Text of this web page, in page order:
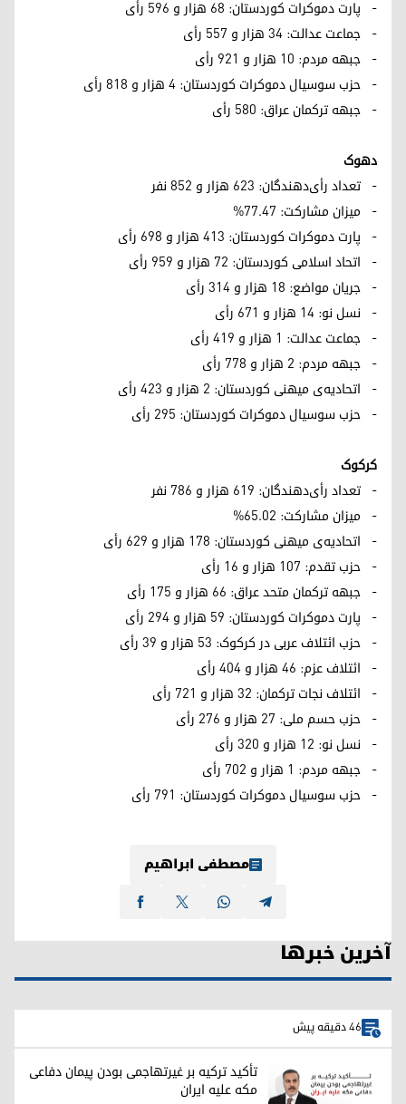
- پارت دموکرات کوردستان: ۶۸ هزار و ۵۹۶ رأی
- جماعت عدالت: ۳۴ هزار و ۵۵۷ رأی
- جبهه مردم: ۱۰ هزار و ۹۲۱ رأی
- حزب سوسیال دموکرات کوردستان: ۴ هزار و ۸۱۸ رأی
- جبهه ترکمان عراق: ۵۸۰ رأی
دهوک
- تعداد رأی‌دهندگان: ۶۲۳ هزار و ۸۵۲ نفر
- میزان مشارکت: ۷۷.۴۷%
- پارت دموکرات کوردستان: ۴۱۳ هزار و ۶۹۸ رأی
- اتحاد اسلامی کوردستان: ۷۲ هزار و ۹۵۹ رأی
- جریان مواضع: ۱۸ هزار و ۳۱۴ رأی
- نسل نو: ۱۴ هزار و ۶۷۱ رأی
- جماعت عدالت: ۱ هزار و ۴۱۹ رأی
- جبهه مردم: ۲ هزار و ۷۷۸ رأی
- اتحادیه‌ی میهنی کوردستان: ۲ هزار و ۴۲۳ رأی
- حزب سوسیال دموکرات کوردستان: ۲۹۵ رأی
کرکوک
- تعداد رأی‌دهندگان: ۶۱۹ هزار و ۷۸۶ نفر
- میزان مشارکت: ۶۵.۰۲%
- اتحادیه‌ی میهنی کوردستان: ۱۷۸ هزار و ۶۲۹ رأی
- حزب تقدم: ۱۰۷ هزار و ۱۶ رأی
- جبهه ترکمان متحد عراق: ۶۶ هزار و ۱۷۵ رأی
- پارت دموکرات کوردستان: ۵۹ هزار و ۲۹۴ رأی
- حزب ائتلاف عربی در کرکوک: ۵۳ هزار و ۳۹ رأی
- ائتلاف عزم: ۴۶ هزار و ۴۰۴ رأی
- ائتلاف نجات ترکمان: ۳۲ هزار و ۷۲۱ رأی
- حزب حسم ملی: ۲۷ هزار و ۲۷۶ رأی
- نسل نو: ۱۲ هزار و ۳۲۰ رأی
- جبهه مردم: ۱ هزار و ۷۰۲ رأی
- حزب سوسیال دموکرات کوردستان: ۷۹۱ رأی
مصطفی ابراهیم
آخرین خبرها
46 دقیقه پیش
تأکید ترکیه بر غیرتهاجمی بودن پیمان دفاعی
مکه علیه ایران